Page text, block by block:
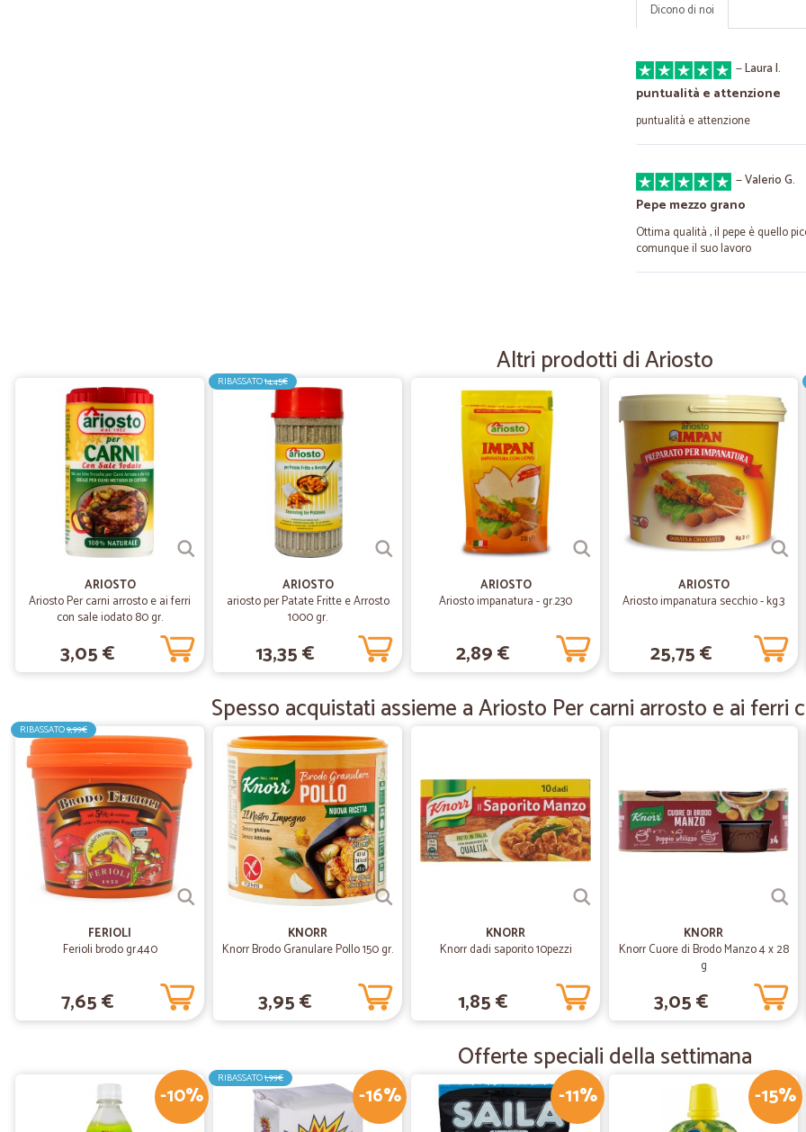
Dicono di noi
—Laura I.
puntualità e attenzione
puntualità e attenzione
—Valerio G.
Pepe mezzo grano
Ottima qualità , il pepe è quello
comunque il suo lavoro
Velocità e precisione
—Matteo C.
Molto bene grazie
Molto bene grazie
—Paolo P.
GRAZIE
Rapidi nell'essere l'ordine è
Sabrina V.
Tutto perfetto!
La merce arriva perfettamente
veramente celere Ampia la
— Spartaco L.
Tutto bene
Tutto bene. Tempi rispettati e
Antonio L.
Tutto ok spedizione veloce
Tutto ok spedizione veloce
Marenghi I.
Grazie mille di tutto❤
Ettore S.
Altri prodotti di Ariosto
ARIOSTO
Ariosto Per carni arrosto e ai ferri
con sale iodato 80 gr.
3,05 €
RIBASSATO14,45€
ARIOSTO
ariosto per Patate Fritte e Arrosto
1000 gr.
13,35 €
ARIOSTO
Ariosto impanatura - gr.230
2,89 €
ARIOSTO
Ariosto impanatura secchio - kg.3
25,75 €
Spesso acquistati assieme a Ariosto Per carni arrosto e ai ferri
RIBASSATO9,99€
FERIOLI
Ferioli brodo gr.440
7,65 €
KNORR
Knorr Brodo Granulare Pollo 150 gr.
3,95 €
KNORR
Knorr dadi saporito 10pezzi
1,85 €
KNORR
Knorr Cuore di Brodo Manzo 4 x 28
g
3,05 €
Offerte speciali della settimana
-10% -16%
RIBASSATO1,99€
-11% -15%